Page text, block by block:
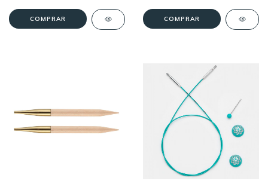
COMPRAR COMPRAR